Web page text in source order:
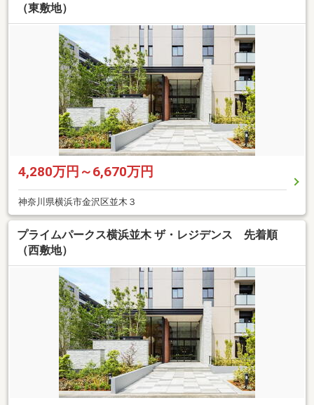
（東敷地）
4,280万円～6,670万円
神奈川県横浜市金沢区並木３
プライムパークス横浜並木 ザ・レジデンス 先着順
（西敷地）